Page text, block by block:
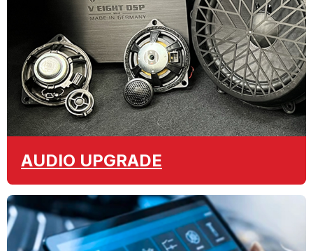
AUDIO UPGRADE